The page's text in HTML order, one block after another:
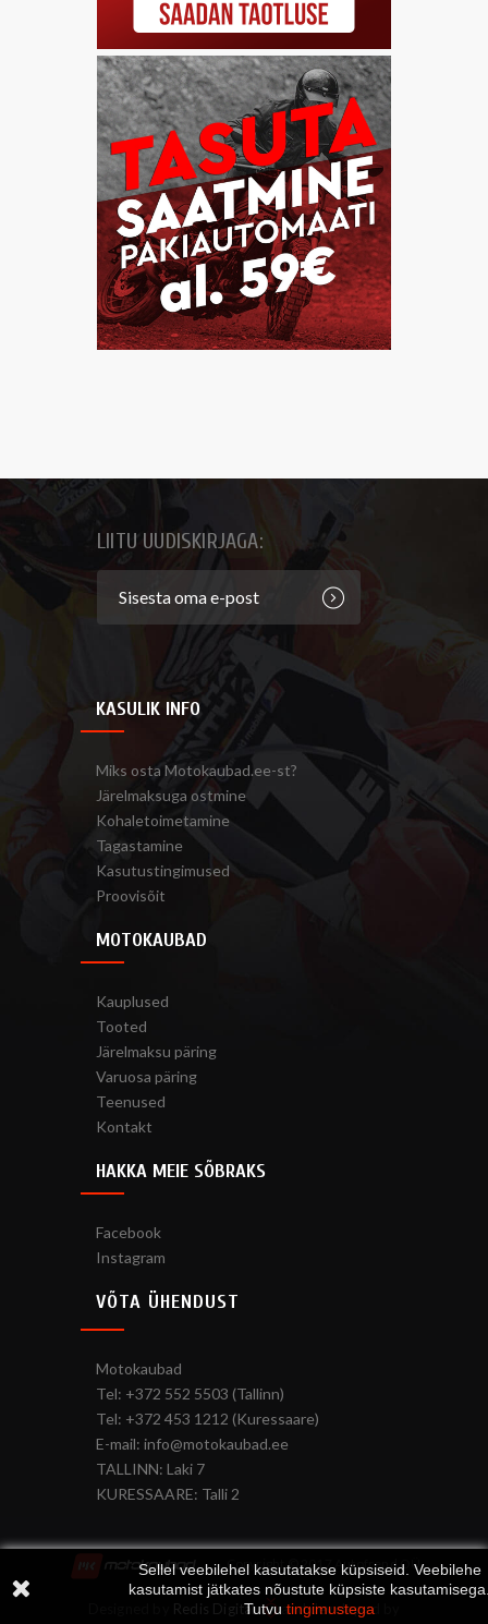
LIITU UUDISKIRJAGA:
KASULIK INFO
Miks osta Motokaubad.ee-st?
Järelmaksuga ostmine
Kohaletoimetamine
Tagastamine
Kasutustingimused
Proovisõit
MOTOKAUBAD
Kauplused
Tooted
Järelmaksu päring
Varuosa päring
Teenused
Kontakt
HAKKA MEIE SÕBRAKS
Facebook
Instagram
VÕTA ÜHENDUST
Motokaubad
Tel: +372 552 5503 (Tallinn)
Tel: +372 453 1212 (Kuressaare)
E-mail: info@motokaubad.ee
TALLINN: Laki 7
KURESSAARE: Talli 2
Sellel veebilehel kasutatakse küpsiseid. Veebilehe
kasutamist jätkates nõustute küpsiste
Tutvu tingimustega
Copyright © 2017 Autofrend OÜ
Redis Digital and developed by